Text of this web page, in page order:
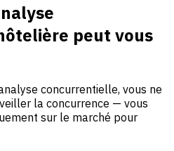
peut vous
concurrentielle, vous ne
la concurrence — vous
sur le marché pour